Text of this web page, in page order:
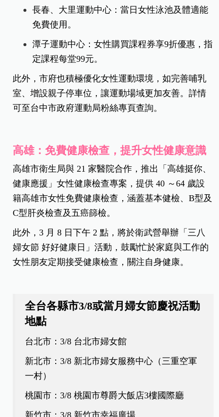
長春、大里運動中心：當日女性泳池及體適能
免費使用。
潭子運動中心：女性購買課程券享9折優惠，指
定課程每堂99元。
此外，市府也積極優化女性運動環境，如完善哺乳
室、增設親子停車位，讓運動場域更加友善。詳情
可至台中市政府運動局粉絲專頁查詢。
高雄：免費健康檢查，提升女性健康意識
高雄市衛生局與 21 家醫院合作，推出「高雄挺你、
健康應援」女性健康檢查專案，提供 40 ～64 歲設
籍高雄市女性免費健康檢查，涵蓋基本健檢、B型及
C型肝炎檢查及五癌篩檢。
此外，3 月 8 日下午 2 點，將於衛武營舉辦「三八
婦女節 好好健康日」活動，鼓勵忙於家庭與工作的
女性朋友定期接受健康檢查，關注自身健康。
全台各縣市3/8或當月婦女節慶祝活動
地點
台北市：3/8 台北市婦女館
新北市：3/8 新北市婦女服務中心（三重空軍
一村）
桃園市：3/8 桃園市尊爵大飯店3樓國際廳
新竹市：3/8 新竹市幸福廣場